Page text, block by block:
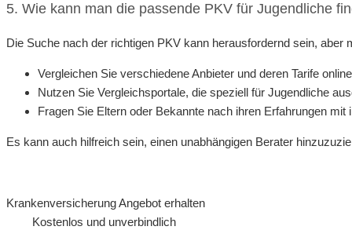
5. Wie kann man die passende PKV für Jugendliche
Die Suche nach der richtigen PKV kann herausfordernd sein, aber
Vergleichen Sie verschiedene Anbieter und deren Tarife
Nutzen Sie Vergleichsportale, die speziell für Jugendliche
Fragen Sie Eltern oder Bekannte nach ihren Erfahrungen mit
Es kann auch hilfreich sein, einen unabhängigen Berater
Krankenversicherung Angebot erhalten
Kostenlos und unverbindlich